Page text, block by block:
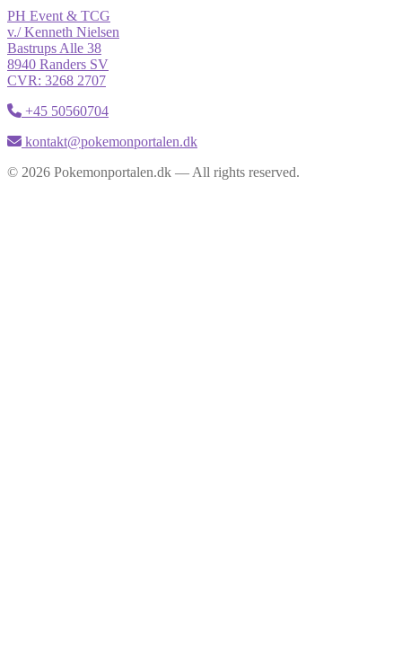
PH Event & TCG
v./ Kenneth Nielsen
Bastrups Alle 38
8940 Randers SV
CVR: 3268 2707
+45 50560704
kontakt@pokemonportalen.dk
© 2026 Pokemonportalen.dk — All rights reserved.